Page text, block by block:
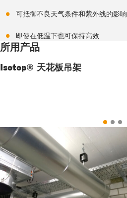
可抵御不良天气条件和紫外线的影响
即使在低温下也可保持高效
所用产品
Isotop® 天花板吊架